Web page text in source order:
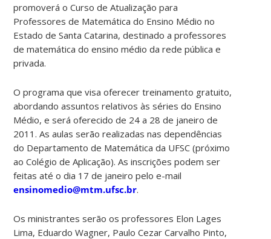
promoverá o Curso de Atualização para
Professores de Matemática do Ensino Médio no
Estado de Santa Catarina, destinado a professores
de matemática do ensino médio da rede pública e
privada.
O programa que visa oferecer treinamento gratuito,
abordando assuntos relativos às séries do Ensino
Médio, e será oferecido de 24 a 28 de janeiro de
2011. As aulas serão realizadas nas dependências
do Departamento de Matemática da UFSC (próximo
ao Colégio de Aplicação). As inscrições podem ser
feitas até o dia 17 de janeiro pelo e-mail
ensinomedio@mtm.ufsc.br.
Os ministrantes serão os professores Elon Lages
Lima, Eduardo Wagner, Paulo Cezar Carvalho Pinto,